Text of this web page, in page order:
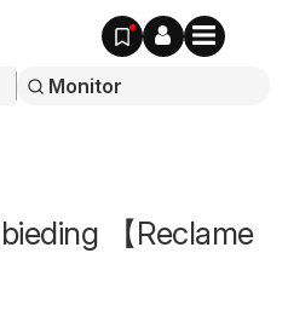
【Reclame